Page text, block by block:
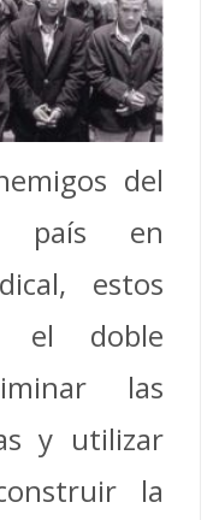
del
país en
estos
el doble
las
y utilizar
la